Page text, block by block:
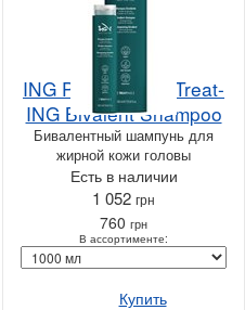
ING Professional Treat-
ING Bivalent Shampoo
Бивалентный шампунь для
жирной кожи головы
Есть в наличии
1 052 грн
760 грн
В ассортименте:
Купить